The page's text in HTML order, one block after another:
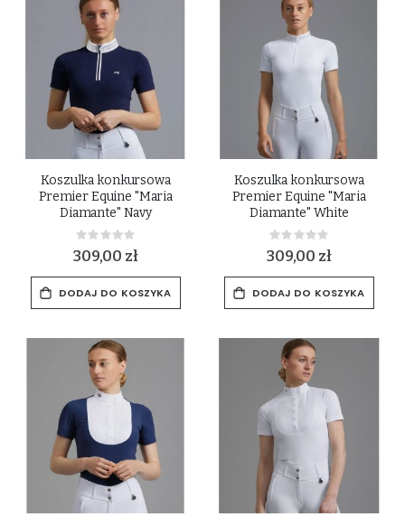
Koszulka konkursowa
Premier Equine "Maria
Diamante" Navy
Rating:
0%
309,00 zł
DODAJ DO KOSZYKA
Koszulka konkursowa
Premier Equine "Maria
Diamante" White
Rating:
0%
309,00 zł
DODAJ DO KOSZYKA